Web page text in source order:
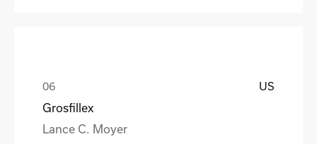
US
Grosfillex
Lance C. Moyer